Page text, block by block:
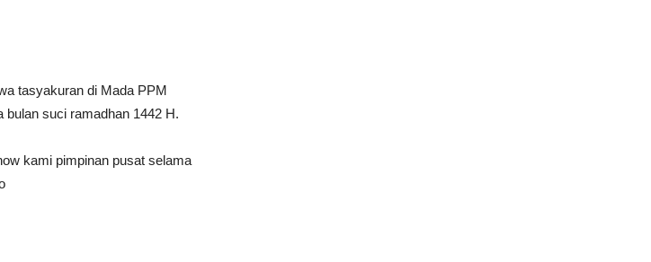
tasyakuran di Mada PPM
suci ramadhan 1442 H.
kami pimpinan pusat selama